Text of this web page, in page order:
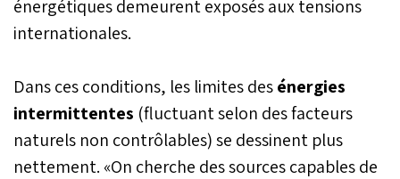
énergétiques demeurent exposés aux tensions
internationales.
Dans ces conditions, les limites desénergies
intermittentes (fluctuant selon des facteurs
naturels non contrôlables) se dessinent plus
nettement. «On cherche des sources capables de